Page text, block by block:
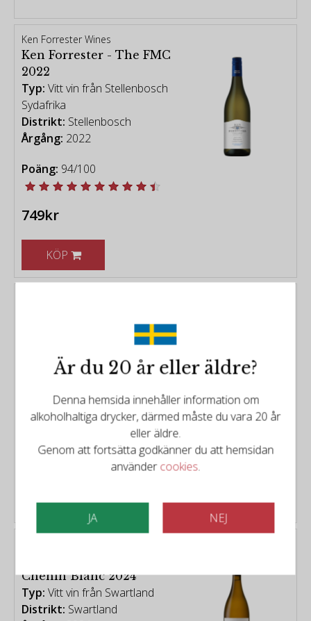
Ken Forrester Wines
Ken Forrester - The FMC
2022
Typ: Vitt vin från Stellenbosch
Sydafrika
Distrikt: Stellenbosch
Årgång: 2022
Poäng: 94/100
749kr
KÖP
Vitt vin från Swartland
Sydafrika
Swartland
Årgång:2016
Poäng:95/100
Chenin Blanc 2024
Typ: Vitt vin från Swartland
Distrikt: Swartland
Är du 20 år eller äldre?
Denna hemsida innehåller information om
alkoholhaltiga drycker, därmed måste du vara 20 år
eller äldre.
Genom att fortsätta godkänner du att hemsidan
användercookies.
JA NEJ